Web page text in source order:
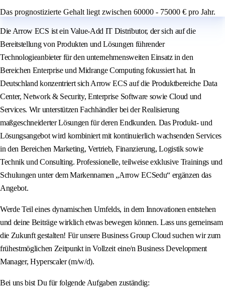
Das prognostizierte Gehalt liegt zwischen 60000 - 75000 € pro Jahr.
Die Arrow ECS ist ein Value-Add IT Distributor, der sich auf die
Bereitstellung von Produkten und Lösungen führender
Technologieanbieter für den unternehmensweiten Einsatz in den
Bereichen Enterprise und Midrange Computing fokussiert hat. In
Deutschland konzentriert sich Arrow ECS auf die Produktbereiche Data
Center, Network & Security, Enterprise Software sowie Cloud und
Services. Wir unterstützen Fachhändler bei der Realisierung
maßgeschneiderter Lösungen für deren Endkunden. Das Produkt- und
Lösungsangebot wird kombiniert mit kontinuierlich wachsenden Services
in den Bereichen Marketing, Vertrieb, Finanzierung, Logistik sowie
Technik und Consulting. Professionelle, teilweise exklusive Trainings und
Schulungen unter dem Markennamen „Arrow ECSedu“ ergänzen das
Angebot.
Werde Teil eines dynamischen Umfelds, in dem Innovationen entstehen
und deine Beiträge wirklich etwas bewegen können. Lass uns gemeinsam
die Zukunft gestalten! Für unsere Business Group Cloud suchen wir zum
frühestmöglichen Zeitpunkt in Vollzeit eine/n Business Development
Manager, Hyperscaler (m/w/d).
Bei uns bist Du für folgende Aufgaben zuständig: